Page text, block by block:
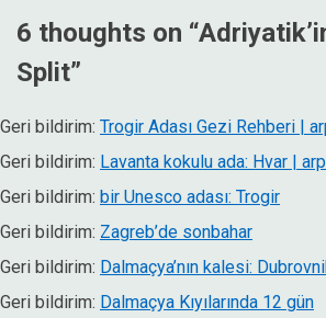
6 thoughts on “
Split”
Geri bildirim: Trogir Adası Gezi Rehberi |
Geri bildirim: Lavanta kokulu ada: Hvar |
Geri bildirim: bir Unesco adası: Trogir
Geri bildirim: Zagreb’de sonbahar
Geri bildirim: Dalmaçya’nın kalesi:
Geri bildirim: Dalmaçya Kıyılarında 12 gün